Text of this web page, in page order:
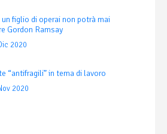
figlio di operai non potrà mai
Gordon Ramsay
2020
“antifragili” in tema di lavoro
2020